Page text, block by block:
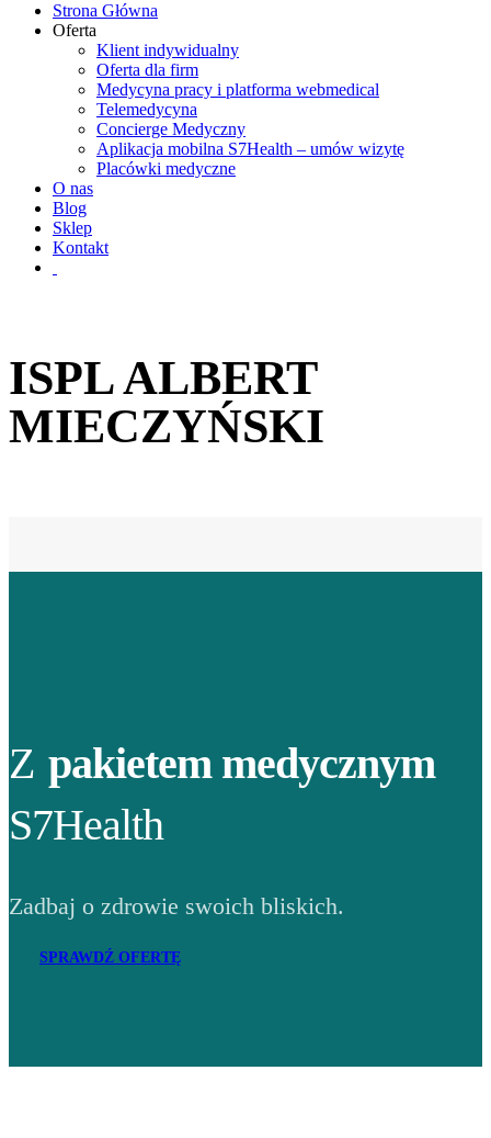
Strona Główna
Oferta
Klient indywidualny
Oferta dla firm
Medycyna pracy i platforma webmedical
Telemedycyna
Concierge Medyczny
Aplikacja mobilna S7Health – umów wizytę
Placówki medyczne
O nas
Blog
Sklep
Kontakt
ISPL ALBERT
MIECZYŃSKI
Z pakietem medycznym
S7Health
Zadbaj o zdrowie swoich bliskich.
SPRAWDŹ OFERTĘ